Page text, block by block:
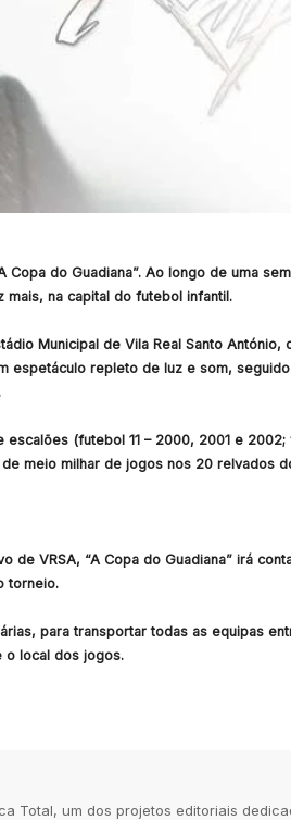
do Guadiana”. Ao longo de uma
na capital do futebol infantil.
Municipal de Vila Real Santo António,
espetáculo repleto de luz e som,
(futebol 11 – 2000, 2001 e 2002;
meio milhar de jogos nos 20 relvados
VRSA, “A Copa do Guadiana” irá
torneio.
para transportar todas as equipas
o local dos jogos.
Total, um dos projetos editoriais